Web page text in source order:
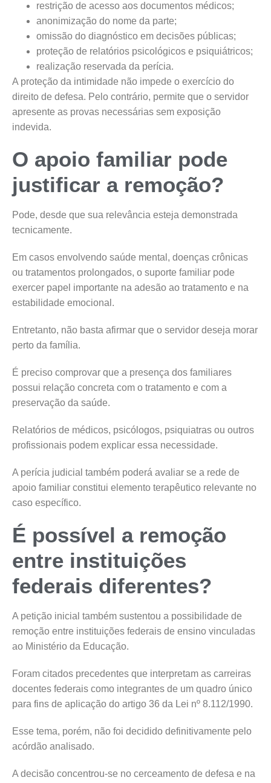
restrição de acesso aos documentos médicos;
anonimização do nome da parte;
omissão do diagnóstico em decisões públicas;
proteção de relatórios psicológicos e psiquiátricos;
realização reservada da perícia.
A proteção da intimidade não impede o exercício do
direito de defesa. Pelo contrário, permite que o servidor
apresente as provas necessárias sem exposição
indevida.
O apoio familiar pode
justificar a remoção?
Pode, desde que sua relevância esteja demonstrada
tecnicamente.
Em casos envolvendo saúde mental, doenças crônicas
ou tratamentos prolongados, o suporte familiar pode
exercer papel importante na adesão ao tratamento e na
estabilidade emocional.
Entretanto, não basta afirmar que o servidor deseja morar
perto da família.
É preciso comprovar que a presença dos familiares
possui relação concreta com o tratamento e com a
preservação da saúde.
Relatórios de médicos, psicólogos, psiquiatras ou outros
profissionais podem explicar essa necessidade.
A perícia judicial também poderá avaliar se a rede de
apoio familiar constitui elemento terapêutico relevante no
caso específico.
É possível a remoção
entre instituições
federais diferentes?
A petição inicial também sustentou a possibilidade de
remoção entre instituições federais de ensino vinculadas
ao Ministério da Educação.
Foram citados precedentes que interpretam as carreiras
docentes federais como integrantes de um quadro único
para fins de aplicação do artigo 36 da Lei nº 8.112/1990.
Esse tema, porém, não foi decidido definitivamente pelo
acórdão analisado.
A decisão concentrou-se no cerceamento de defesa e na